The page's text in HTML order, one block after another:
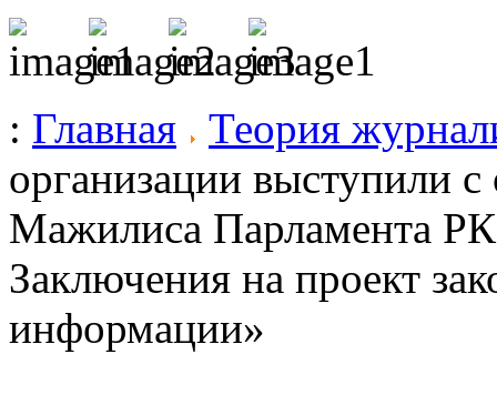
: Главная
Теория
организации выступили
Мажилиса Парламента РК
Заключения на проект
информации»